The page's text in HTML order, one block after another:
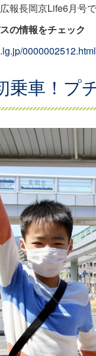
報長岡京Life6月号
の情報をチェック
0000002512.html
乗車！プ